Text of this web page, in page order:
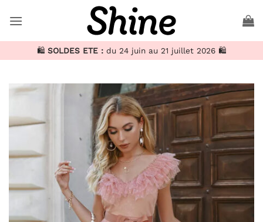
au
🛍️ SOLDES ETE : du 24 juin au 21 juillet 2026 🛍️